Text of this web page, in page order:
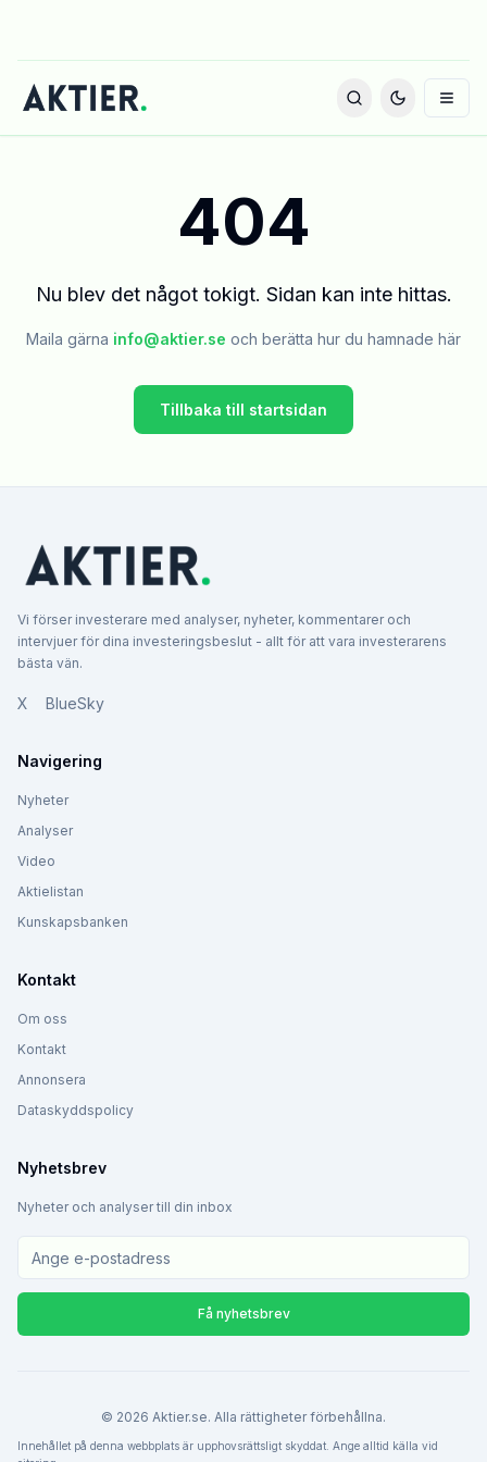
404
Nu blev det något tokigt. Sidan kan inte hittas.
Maila gärna info@aktier.se och berätta hur du hamnade här
Tillbaka till startsidan
Vi förser investerare med analyser, nyheter, kommentarer och
intervjuer för dina investeringsbeslut - allt för att vara investerarens
bästa vän.
X BlueSky
Navigering
Nyheter
Analyser
Video
Aktielistan
Kunskapsbanken
Kontakt
Om oss
Kontakt
Annonsera
Dataskyddspolicy
Nyhetsbrev
Nyheter och analyser till din inbox
Få nyhetsbrev
© 2026 Aktier.se. Alla rättigheter förbehållna.
Innehållet på denna webbplats är upphovsrättsligt skyddat. Ange alltid källa vid